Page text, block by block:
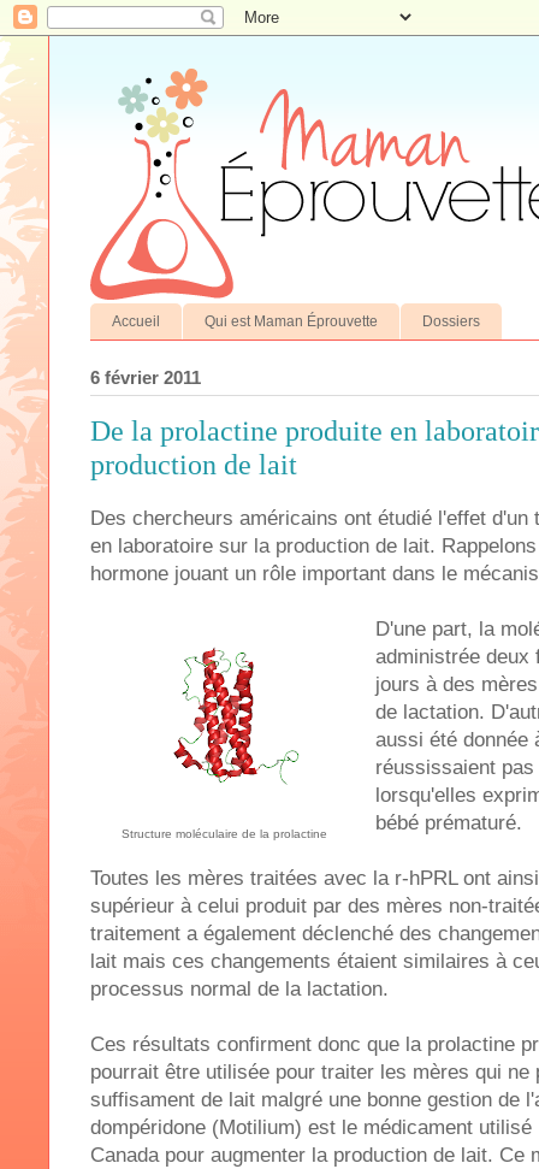
Accueil Qui est Maman Éprouvette Dossiers
6 février 2011
De la prolactine produite en
production de lait
Des chercheurs américains ont étudié l'effet d'un
en laboratoire sur la production de lait.
hormone jouant un rôle important dans le
Structure moléculaire de la prolactine
D'une part, la
administrée deux
jours à des
de lactation.
aussi été donnée
réussissaient
lorsqu'elles
bébé prématuré.
Toutes les mères traitées avec la r-hPRL ont
supérieur à celui produit par des mères non-
traitement a également déclenché des
lait mais ces changements étaient similaires à
processus normal de la lactation.
Ces résultats confirment donc que la prolactine
pourrait être utilisée pour traiter les mères qui ne
suffisament de lait malgré une bonne gestion de
dompéridone (Motilium) est le médicament
Canada pour augmenter la production de lait. Ce